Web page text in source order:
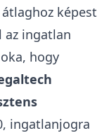
képest
az ingatlan
hogy
ingatlanjogra